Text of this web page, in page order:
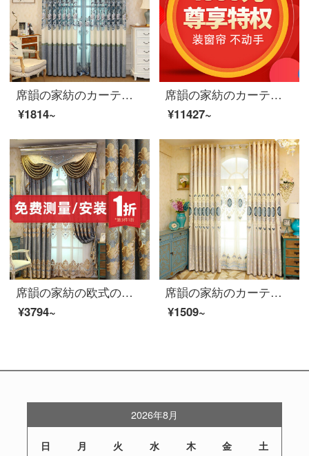
席韻の家紡のカーテン中国式のカーテンのリビングルームのシェニールの遮光の布のカーテンは青い海の青い空-青い布のオーダーメイドの幅1メートル*高さ2.7メートルの単価(韓国のしわのフック)を高くすることができます。
¥1814~
席韻の家紡のカーテン欧風の刺繍の遮光リビングルームのカーテンは1500省心の全屋を注文して注文して注文します。注文したら1600年の個人設計で取り付けて注文してください。幅1メートル*高さ2.7メートルの単価（韓国のひだフック）は高くなります。
¥11427~
席韻の家紡の欧式のシェニールのカーテンの遮光の刺繍のカーテンは同じタイプの窓のカーテンを注文して作らせて、幅1メートル*高さ2.7メートルの単価(4本の爪のフック)を高くすることができます。
¥3794~
席韻の家紡のカーテンの客間の寝室は花を上げて遮光の布芸のカーテンを遮ります。秋水伊人-青い布のオーダーメイドの幅は1メートル*高さ2.7メートルの単価(ナノリング)を高めます。
¥1509~
2026年8月
日 月 火 水 木 金 土